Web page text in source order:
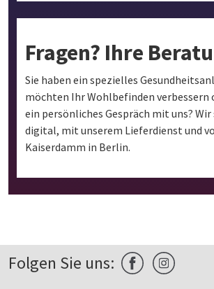
Fragen? Ihre
Sie haben ein spezielles
möchten Ihr Wohlbefinden verbessern
ein persönliches Gespräch mit uns? Wir
digital, mit unserem Lieferdienst und
Kaiserdamm in Berlin.
Folgen Sie uns: